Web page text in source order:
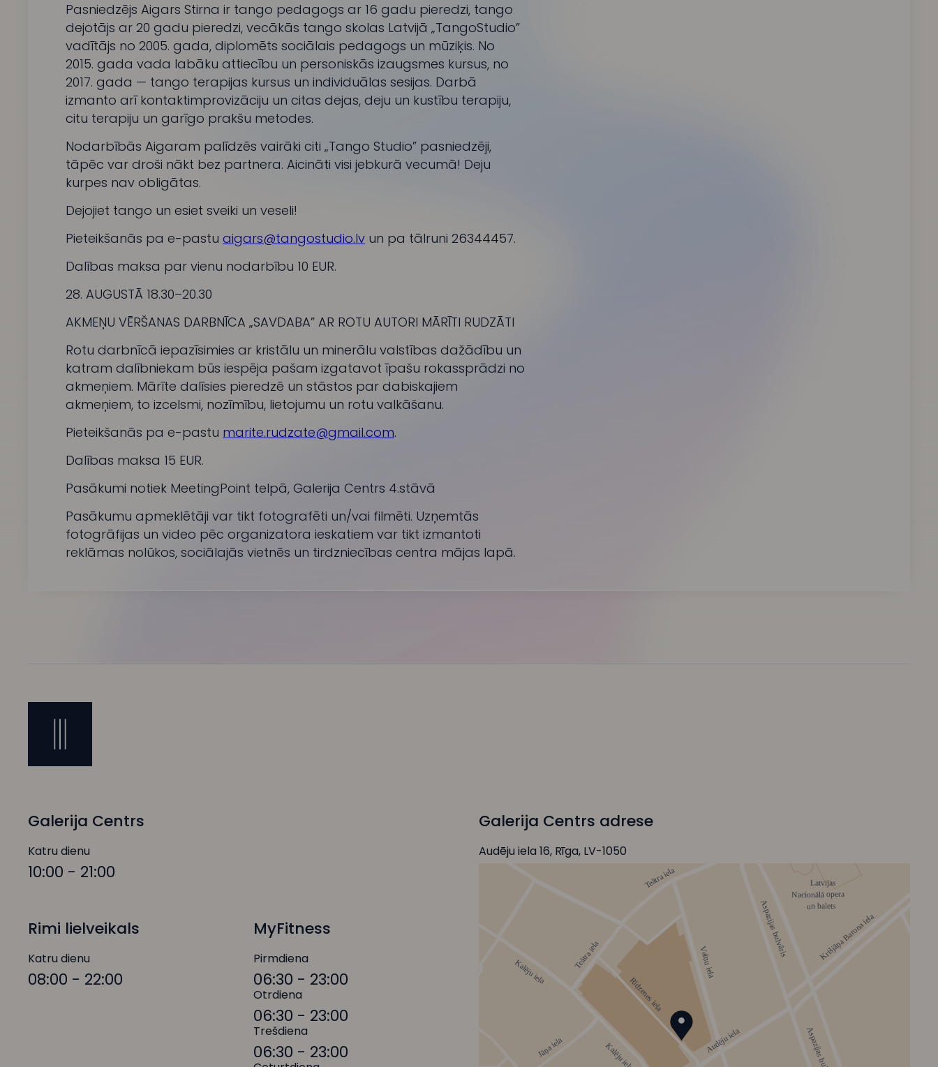
Pasniedzējs Aigars Stirna ir tango pedagogs ar 16 gadu pieredzi, tango
dejotājs ar 20 gadu pieredzi, vecākās tango skolas Latvijā „TangoStudio”
vadītājs no 2005. gada, diplomēts sociālais pedagogs un mūziķis. No
2015. gada vada labāku attiecību un personiskās izaugsmes kursus, no
2017. gada — tango terapijas kursus un individuālas sesijas. Darbā
izmanto arī kontaktimprovizāciju un citas dejas, deju un kustību terapiju,
citu terapiju un garīgo prakšu metodes.
Nodarbībās Aigaram palīdzēs vairāki citi „Tango Studio” pasniedzēji,
tāpēc var droši nākt bez partnera. Aicināti visi jebkurā vecumā! Deju
kurpes nav obligātas.
Dejojiet tango un esiet sveiki un veseli!
Pieteikšanās pa e-pastu aigars@tangostudio.lv un pa tālruni 26344457.
Dalības maksa par vienu nodarbību 10 EUR.
28. AUGUSTĀ 18.30–20.30
AKMEŅU VĒRŠANAS DARBNĪCA „SAVDABA” AR ROTU AUTORI MĀRĪTI RUDZĀTI
Rotu darbnīcā iepazīsimies ar kristālu un minerālu valstības dažādību un
katram dalībniekam būs iespēja pašam izgatavot īpašu rokassprādzi no
akmeņiem. Mārīte dalīsies pieredzē un stāstos par dabiskajiem
akmeņiem, to izcelsmi, nozīmību, lietojumu un rotu valkāšanu.
Pieteikšanās pa e-pastu marite.rudzate@gmail.com.
Dalības maksa 15 EUR.
Pasākumi notiek MeetingPoint telpā, Galerija Centrs 4.stāvā
Pasākumu apmeklētāji var tikt fotografēti un/vai filmēti. Uzņemtās
fotogrāfijas un video pēc organizatora ieskatiem var tikt izmantoti
reklāmas nolūkos, sociālajās vietnēs un tirdzniecības centra mājas lapā.
Galerija Centrs
Katru dienu
10:00 - 21:00
Rimi lielveikals
Katru dienu
08:00 - 22:00
MyFitness
Pirmdiena
06:30 - 23:00
Otrdiena
06:30 - 23:00
Trešdiena
06:30 - 23:00
Galerija Centrs adrese
Audēju iela 16, Rīga, LV-1050